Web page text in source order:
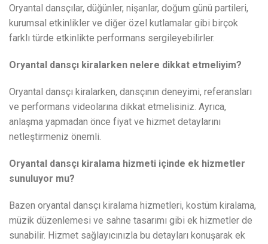
Oryantal dansçılar, düğünler, nişanlar, doğum günü partileri,
kurumsal etkinlikler ve diğer özel kutlamalar gibi birçok
farklı türde etkinlikte performans sergileyebilirler.
Oryantal dansçı kiralarken nelere dikkat etmeliyim?
Oryantal dansçı kiralarken, dansçının deneyimi, referansları
ve performans videolarına dikkat etmelisiniz. Ayrıca,
anlaşma yapmadan önce fiyat ve hizmet detaylarını
netleştirmeniz önemli.
Oryantal dansçı kiralama hizmeti içinde ek hizmetler
sunuluyor mu?
Bazen oryantal dansçı kiralama hizmetleri, kostüm kiralama,
müzik düzenlemesi ve sahne tasarımı gibi ek hizmetler de
sunabilir. Hizmet sağlayıcınızla bu detayları konuşarak ek